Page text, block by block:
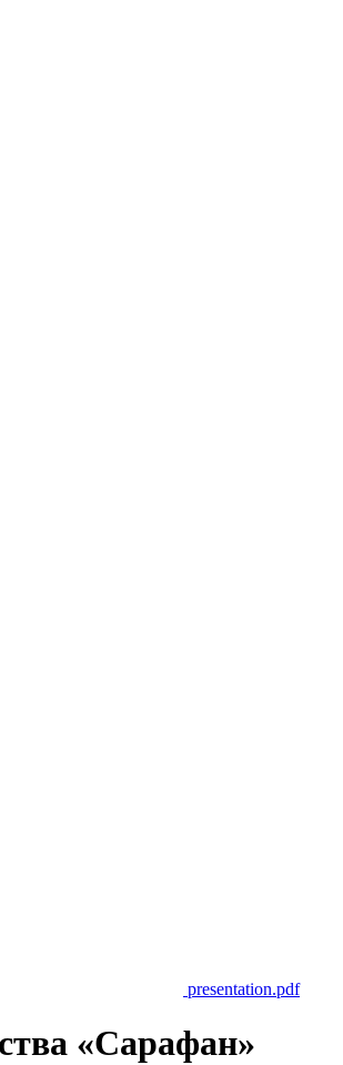
presentation.pdf
«Сарафан»